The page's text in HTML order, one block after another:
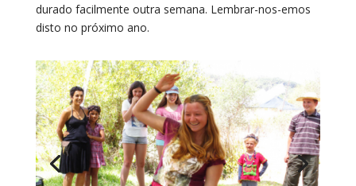
durado facilmente outra semana. Lembrar-nos-emos
disto no próximo ano.